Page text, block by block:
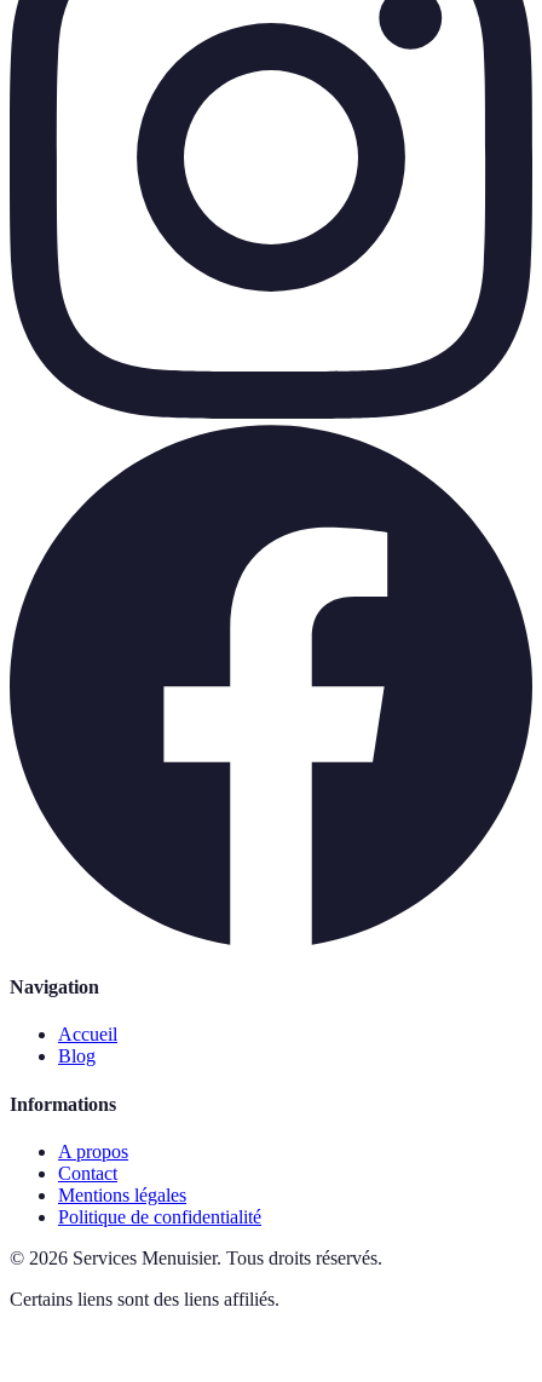
Navigation
Accueil
Blog
Informations
A propos
Contact
Mentions légales
Politique de confidentialité
© 2026 Services Menuisier. Tous droits réservés.
Certains liens sont des liens affiliés.